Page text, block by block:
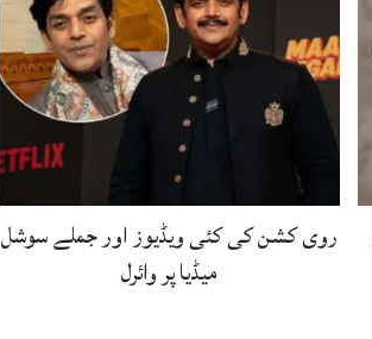
روی کشن کی کئی ویڈیوز اور جملے سوشل
میڈیا پر وائرل